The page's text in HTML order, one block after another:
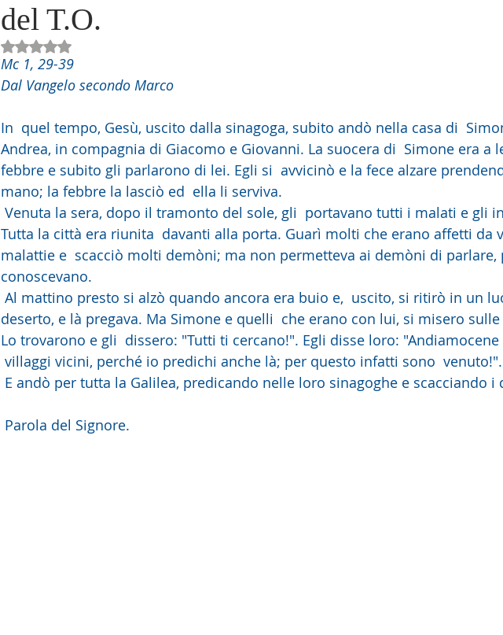
del T.O.
Valutazione NaN stelle su 5.
Mc 1, 29-39
Dal Vangelo secondo Marco
In  quel tempo, Gesù, uscito dalla sinagoga, subito andò nella casa di
Andrea, in compagnia di Giacomo e Giovanni. La suocera di  Simone era a
febbre e subito gli parlarono di lei. Egli si  avvicinò e la fece alzare
mano; la febbre la lasciò ed  ella li serviva.
Tutta la città era riunita  davanti alla porta. Guarì molti che erano affetti da
malattie e  scacciò molti demòni; ma non permetteva ai demòni di parlare,
conoscevano.
deserto, e là pregava. Ma Simone e quelli  che erano con lui, si misero sulle
Lo trovarono e gli  dissero: "Tutti ti cercano!". Egli disse loro: "Andiamocene
villaggi vicini, perché io predichi anche là; per questo infatti sono  venuto!".
E andò per tutta la Galilea, predicando nelle loro sinagoghe e scacciando i
Parola del Signore.